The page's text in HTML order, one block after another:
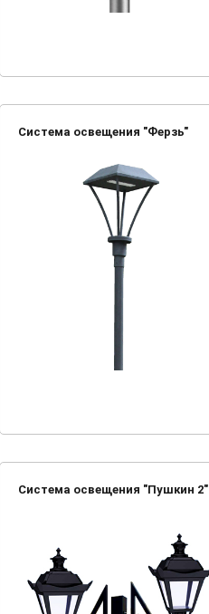
Система освещения "Ферзь"
Система освещения "Пушкин 2"